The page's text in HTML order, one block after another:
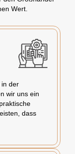
Wert.
in der
wir uns ein
dass